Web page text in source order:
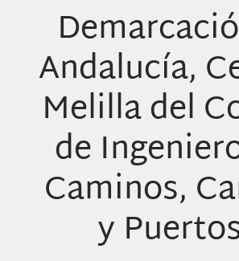
Andalucía,
Melilla del
de
Caminos,
y